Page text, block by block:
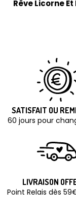
Rêve Licorne
SATISFAIT OU
60 jours pour
LIVRAISON
Point Relais dès